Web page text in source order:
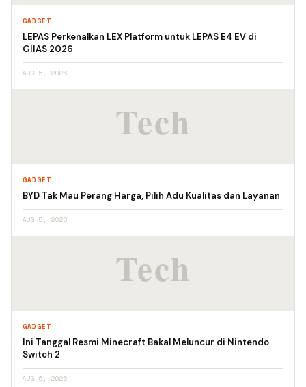
GADGET
LEPAS Perkenalkan LEX Platform untuk LEPAS E4 EV di
GIIAS 2026
AUG 5, 2026
GADGET
BYD Tak Mau Perang Harga, Pilih Adu Kualitas dan Layanan
AUG 5, 2026
GADGET
Ini Tanggal Resmi Minecraft Bakal Meluncur di Nintendo
Switch 2
AUG 6, 2026